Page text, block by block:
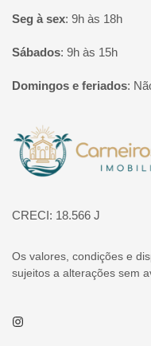
Seg à sex: 9h às 18h
Sábados: 9h às 15h
Domingos e feriados:
Página inicial
CRECI: 18.566 J
Os valores, condições e
sujeitos a alterações sem
Instagram